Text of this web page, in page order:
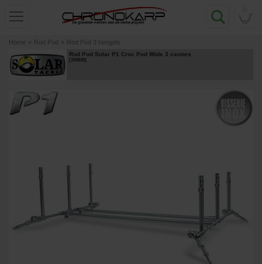
Home » Rod Pod » Rod Pod 3 hengels
Rod Pod Solar P1 Croc Pod Wide 3 cannes
[205830]